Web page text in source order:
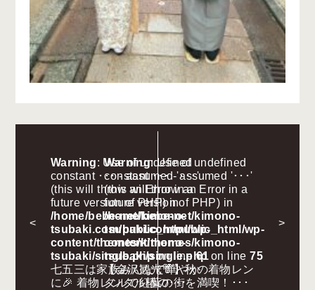
<
Warning: Use of undefined
constant ･･･ - assumed '･･･'
(this will throw an Error in a
future version of PHP) in
/home/bebe-net/kimono-
tsubaki.com/public_html/wp-
content/themes/kimono-
tsubaki/single.phpon line61
七五三は家族みんなで華やか
に🎉 着物レンタル椿の･･･
Warning: Use of undefined
constant ･･･ - assumed '･･･'
(this will throw an Error in a
future version of PHP) in
/home/bebe-net/kimono-
tsubaki.com/public_html/wp-
content/themes/kimono-
tsubaki/single.phpon line75
【金沢観光👘】秋の着物レン
タルで紅葉の街を満喫！･･･
>